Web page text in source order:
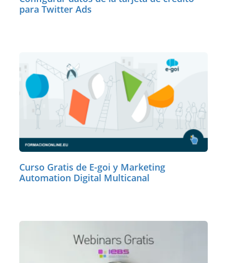
para Twitter Ads
Curso Gratis de E-goi y Marketing
Automation Digital Multicanal